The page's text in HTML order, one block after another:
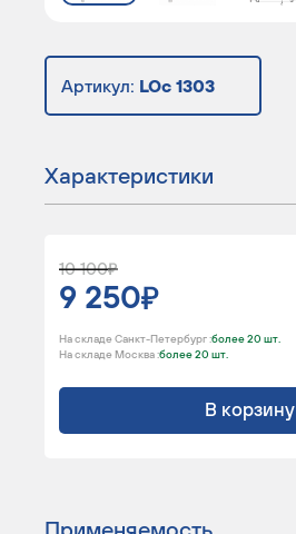
Артикул: LOc 1303
Характеристики
10 100
9 250
На складе Санкт-Петербург :более 20 шт.
На складе Москва :более 20 шт.
В корзину